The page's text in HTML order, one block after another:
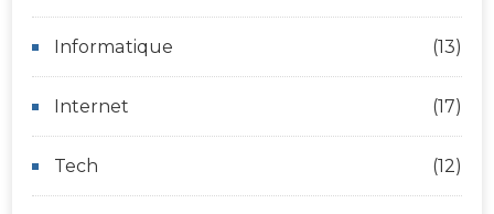
Informatique (13)
Internet (17)
Tech (12)